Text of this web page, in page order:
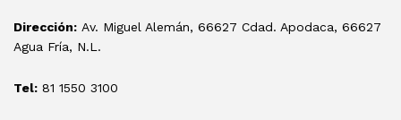
Dirección: Av. Miguel Alemán, 66627 Cdad. Apodaca, 66627
Agua Fría, N.L.
Tel: 81 1550 3100